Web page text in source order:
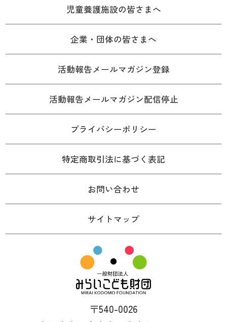
児童養護施設の皆さまへ
企業・団体の皆さまへ
活動報告メールマガジン登録
活動報告メールマガジン配信停止
プライバシーポリシー
特定商取引法に基づく表記
お問い合わせ
サイトマップ
〒540-0026